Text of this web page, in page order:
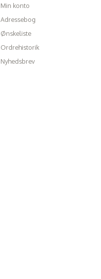
Min konto
Adressebog
Ønskeliste
Ordrehistorik
Nyhedsbrev